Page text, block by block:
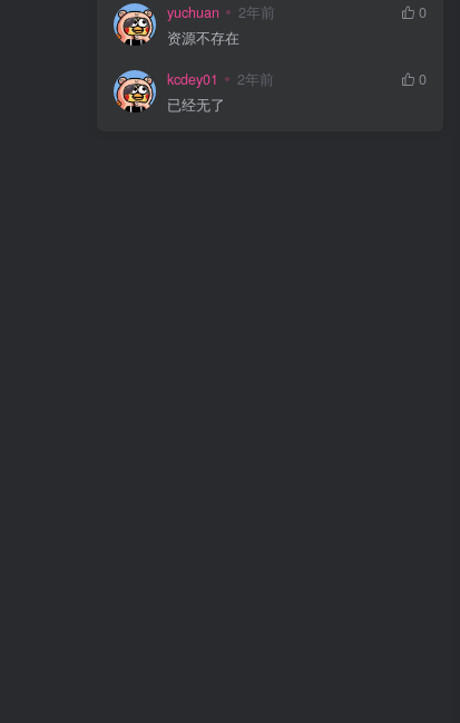
yuchuan 2年前
0
资源不存在
kcdey01 2年前
0
已经无了